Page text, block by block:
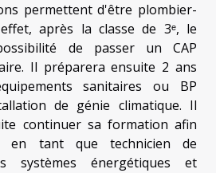
permettent d'être plombier-
après la classe de 3ᵉ, le
de passer un CAP
Il préparera ensuite 2 ans
sanitaires ou BP
de génie climatique. Il
continuer sa formation afin
en tant que technicien de
systèmes énergétiques et